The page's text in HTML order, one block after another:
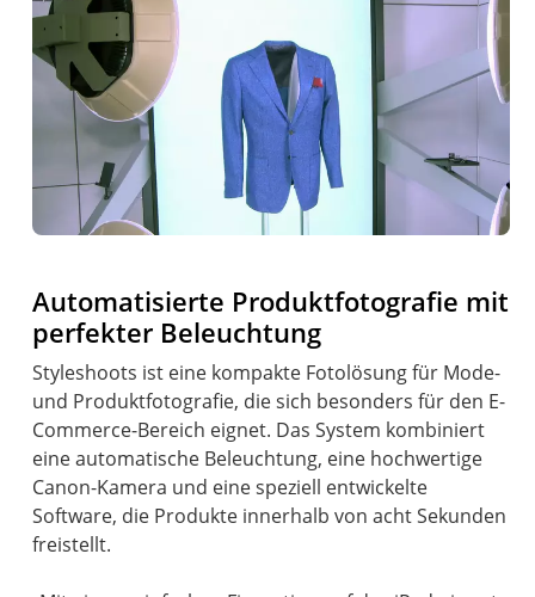
Automatisierte Produktfotografie mit
perfekter Beleuchtung
Styleshoots ist eine kompakte Fotolösung für Mode-
und Produktfotografie, die sich besonders für den E-
Commerce-Bereich eignet. Das System kombiniert
eine automatische Beleuchtung, eine hochwertige
Canon-Kamera und eine speziell entwickelte
Software, die Produkte innerhalb von acht Sekunden
freistellt.